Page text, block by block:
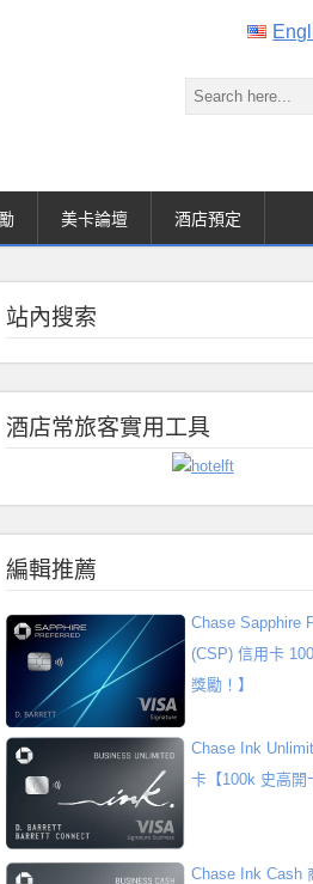
美卡論壇 酒店預定
站內搜索
酒店常旅客實用工具
編輯推薦
Chase Sapphire
(CSP) 信用卡
獎勵！】
Chase Ink
卡【100k 史高開
Chase Ink Cash